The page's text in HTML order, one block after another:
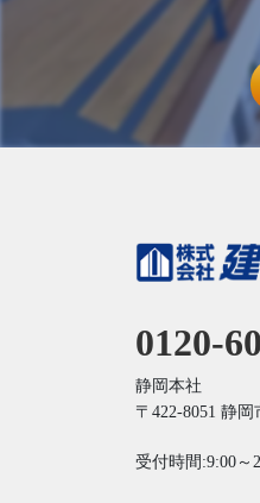
0120-
静岡本社
〒422-8051 静岡
受付時間:9:00～